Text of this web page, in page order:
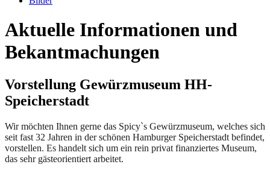
Aktuelle Informationen und
Bekantmachungen
Vorstellung Gewürzmuseum HH-
Speicherstadt
Wir möchten Ihnen gerne das Spicy`s Gewürzmuseum, welches sich
seit fast 32 Jahren in der schönen Hamburger Speicherstadt befindet,
vorstellen. Es handelt sich um ein rein privat finanziertes Museum,
das sehr gästeorientiert arbeitet.